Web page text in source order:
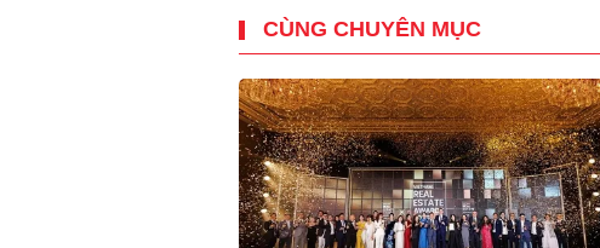
CÙNG CHUYÊN MỤC